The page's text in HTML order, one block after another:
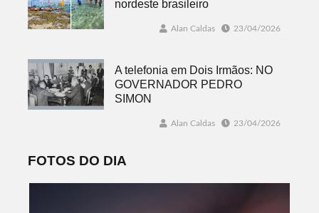
nordeste brasileiro
Alan Caldas 23/04/2026
A telefonia em Dois Irmãos: NO
GOVERNADOR PEDRO
SIMON
Alan Caldas 23/04/2026
FOTOS DO DIA